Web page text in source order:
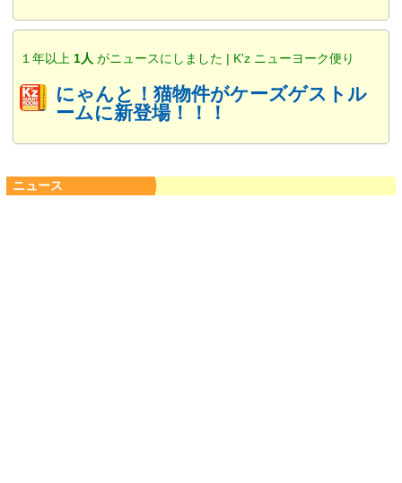
１年以上 1人 がニュースにしました | K'z ニューヨーク便り
にゃんと！猫物件がケーズゲストル
ームに新登場！！！
ニュース